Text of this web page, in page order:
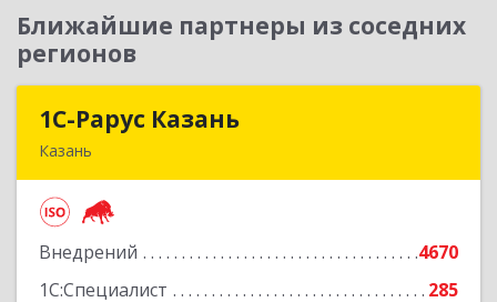
Ближайшие партнеры из соседних
регионов
1С-Рарус Казань
Казань
Внедрений
4670
1С:Специалист
285
Подробнее